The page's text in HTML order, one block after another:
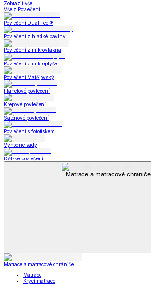
Zobrazit vše
Vše z Povlečení
Povlečení Dual Feel®
Povlečení z hladké bavlny
Povlečení z mikrovlákna
Povlečení z mikroplyše
Povlečení Matějovský
Flanelové povlečení
Krepové povlečení
Saténové povlečení
Povlečení s fototiskem
Výhodné sady
Dětské povlečení
Matrace a matracové chrániče
Matrace a matracové chrániče
Matrace
Krycí matrace